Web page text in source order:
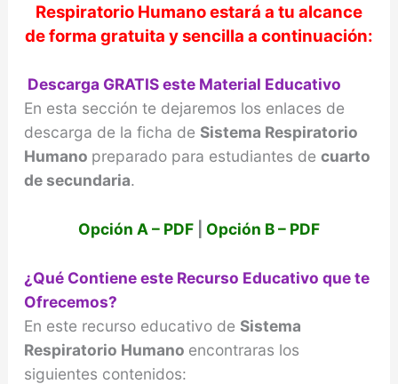
Respiratorio Humanoestará a tu alcance
de forma gratuita y sencilla a continuación:
Descarga GRATIS este Material Educativo
En esta sección te dejaremos los enlaces de
descarga de la ficha de Sistema Respiratorio
Humano preparado para estudiantes de cuarto
de secundaria.
Opción A – PDF Opción B – PDF
¿Qué Contiene este Recurso Educativo que te
Ofrecemos?
En este recurso educativo de Sistema
Respiratorio Humano encontraras los
siguientes contenidos: